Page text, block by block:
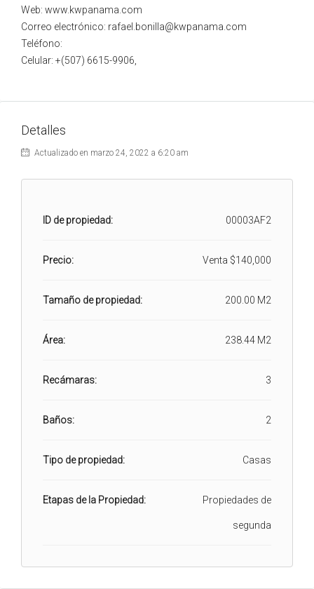
Web: www.kwpanama.com
Correo electrónico: rafael.bonilla@kwpanama.com
Teléfono:
Celular: +(507) 6615-9906,
Detalles
Actualizado en marzo 24, 2022 a 6:20 am
ID de propiedad: 00003AF2
Precio: Venta $140,000
Tamaño de propiedad: 200.00 M2
Área: 238.44 M2
Recámaras: 3
Baños: 2
Tipo de propiedad: Casas
Etapas de la Propiedad: Propiedades de
segunda